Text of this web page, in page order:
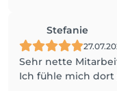
Stefanie
Sehr nette
Ich fühle mich